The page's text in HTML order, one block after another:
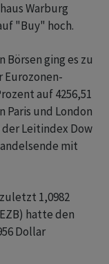
Warburg
"Buy" hoch.
Börsen ging es zu
Eurozonen-
auf 4256,51
Paris und London
Leitindex Dow
mit
1,0982
hatte den
Dollar